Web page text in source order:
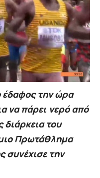
έδαφος την ώρα
να πάρει νερό από
διάρκεια του
Πρωτάθλημα
συνέχισε την